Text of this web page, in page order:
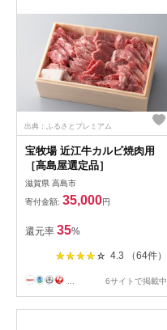
出典：ふるさとプレミアム
宝牧場 近江牛カルビ焼肉用
［高島屋選定品］
滋賀県 高島市
寄付金額: 35,000円
還元率 35%
4.3 （64件）
6サイトで掲載中